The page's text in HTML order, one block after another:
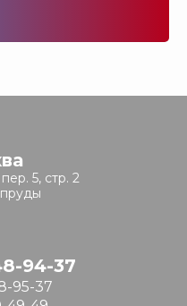
5, стр. 2
94-37
95-37